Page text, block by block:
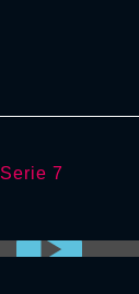
Serie 7